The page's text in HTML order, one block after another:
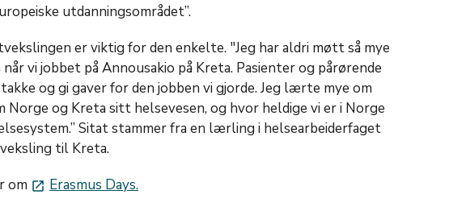
utdanningsområdet”.
er viktig for den enkelte. "Jeg har aldri møtt så mye
vi jobbet på Annousakio på Kreta. Pasienter og pårørende
og gi gaver for den jobben vi gjorde. Jeg lærte mye om
og Kreta sitt helsevesen, og hvor heldige vi er i Norge
Sitat stammer fra en lærling i helsearbeiderfaget
til Kreta.
om launch Erasmus Days.